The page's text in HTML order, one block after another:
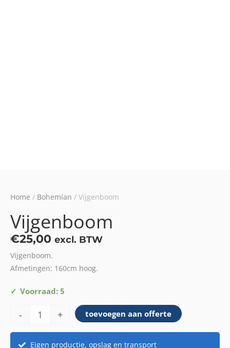
Home / Bohemian / Vijgenboom
Vijgenboom
€25,00 excl. BTW
Vijgenboom.
Afmetingen: 160cm hoog.
Voorraad: 5
-
Vijgenboom
+ toevoegen aan offerte
Eigen productie, opslag en transport